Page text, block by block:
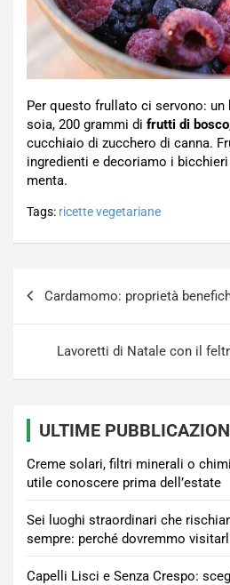
Per questo frullato ci servono: un
soia, 200 grammi di frutti di bosco
cucchiaio di zucchero di canna.
ingredienti e decoriamo i
menta.
Tags: ricette vegetariane
Cardamomo: proprietà
Lavoretti di Natale con il
ULTIME
Creme solari, filtri minerali o
utile conoscere prima dell’estate
Sei luoghi straordinari che
sempre: perché dovremmo
Capelli Lisci e Senza Crespo: